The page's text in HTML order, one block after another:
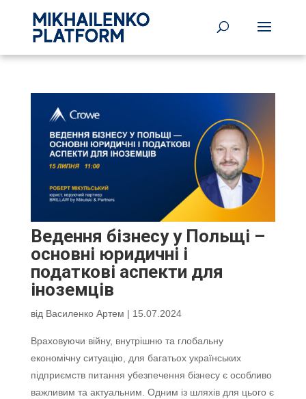
Ведення бізнесу у Польщі –
основні юридичні і
податкові аспекти для
іноземців
від Василенко Артем | 15.07.2024
Враховуючи війну, внутрішню та глобальну
економічну ситуацію, для багатьох українських
підприємств питання убезпечення бізнесу є особливо
важливим та актуальним. Одним із шляхів для цього є